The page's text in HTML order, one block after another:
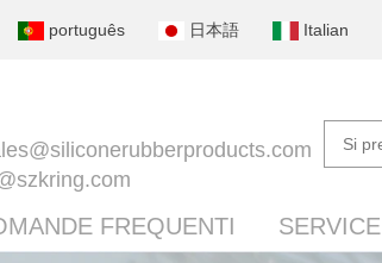
português 日本語 Italian
FREQUENTI SERVICE